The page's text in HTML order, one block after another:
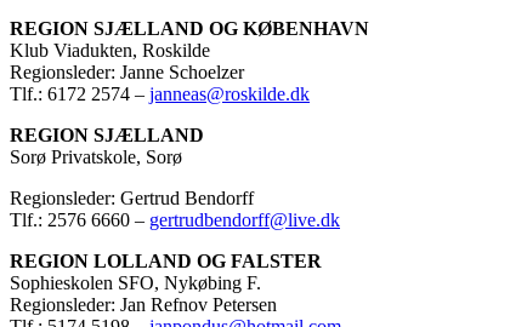
REGION SJÆLLAND OG KØBENHAVN
Klub Viadukten, Roskilde
Regionsleder: Janne Schoelzer
Tlf.: 6172 2574 – janneas@roskilde.dk
REGION SJÆLLAND
Sorø Privatskole, Sorø
Regionsleder: Gertrud Bendorff
Tlf.: 2576 6660 – gertrudbendorff@live.dk
REGION LOLLAND OG FALSTER
Sophieskolen SFO, Nykøbing F.
Regionsleder: Jan Refnov Petersen